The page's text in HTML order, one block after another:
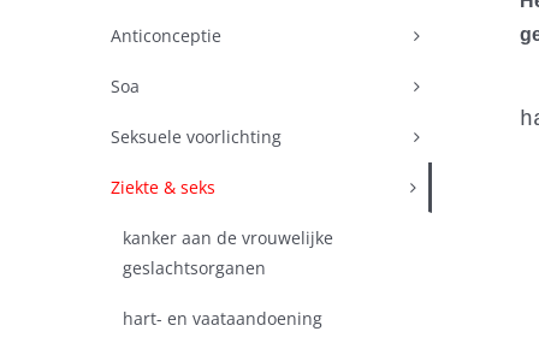
Anticonceptie
Soa
Seksuele voorlichting
Ziekte & seks
kanker aan de vrouwelijke
geslachtsorganen
hart- en vaataandoening